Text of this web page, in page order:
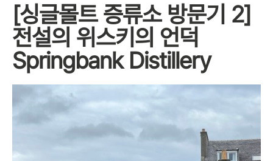
[싱글몰트 증류소 방문기 2]
전설의 위스키의 언덕
Springbank Distillery